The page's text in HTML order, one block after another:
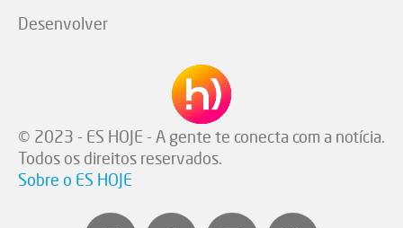
Desenvolver
© 2023 - ES HOJE - A gente te conecta com a notícia.
Todos os direitos reservados.
Sobre o ES HOJE